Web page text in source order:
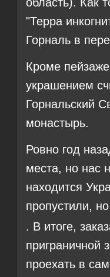
"Терра
Горналь в
Кроме
украшением
Горнальский
монастырь.
Ровно год
места, но нас
находится
пропустили,
. В итоге,
приграничной
проехать в